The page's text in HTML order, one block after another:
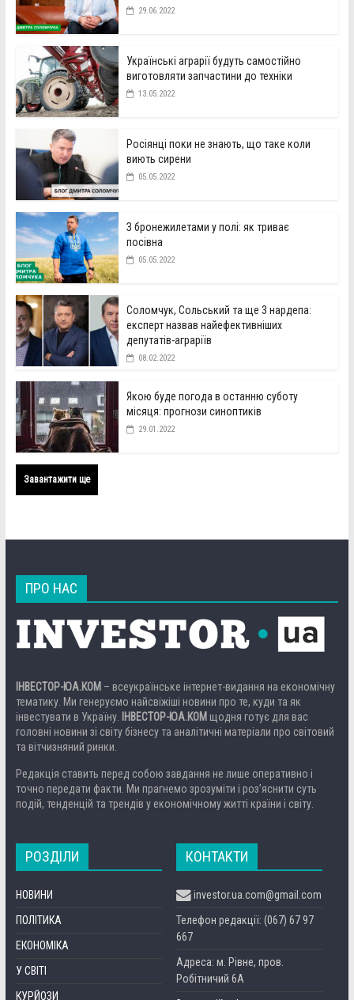
29.06.2022
Українські аграрії будуть самостійно
виготовляти запчастини до техніки
13.05.2022
Росіянці поки не знають, що таке коли
виють сирени
05.05.2022
З бронежилетами у полі: як триває
посівна
05.05.2022
Соломчук, Сольський та ще 3 нардепа:
експерт назвав найефективніших
депутатів-аграріїв
08.02.2022
Якою буде погода в останню суботу
місяця: прогнози синоптиків
29.01.2022
Завантажити ще
ПРО НАС
ІНВЕСТОР-ЮА.КОМ – всеукраїнське інтернет-видання на економічну
тематику. Ми генеруємо найсвіжіші новини про те, куди та як
інвестувати в Україну.
ІНВЕСТОР-ЮА.КОМ щодня готує для вас
головні новини зі світу бізнесу та аналітичні матеріали про світовий
та вітчизняний ринки.
Редакція ставить перед собою завдання не лише оперативно і
точно передати факти. Ми прагнемо зрозуміти і роз’яснити суть
подій, тенденцій та трендів у економічному житті країни і світу.
РОЗДІЛИ
НОВИНИ
ПОЛІТИКА
ЕКОНОМІКА
У СВІТІ
КУРЙОЗИ
КОНТАКТИ
investor.ua.com@gmail.com
Телефон редакції: (067) 67 97
667
Адреса: м. Рівне, пров.
Робітничий 6А